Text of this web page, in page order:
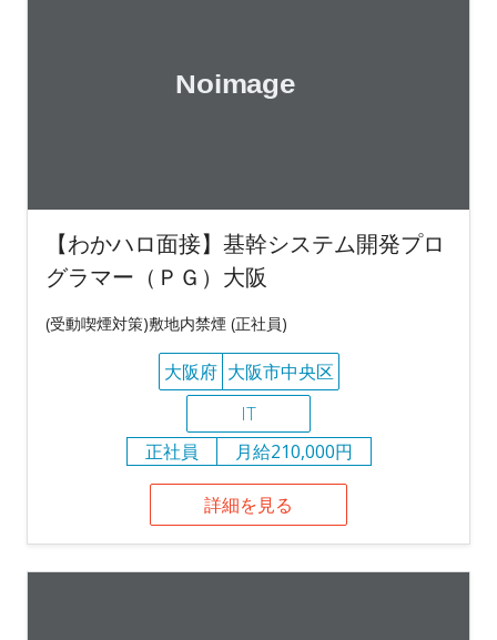
【わかハロ面接】基幹システム開発プロ
グラマー（ＰＧ）大阪
(受動喫煙対策)敷地内禁煙 (正社員)
大阪府 大阪市中央区
IT
正社員
月給210,000円
詳細を見る